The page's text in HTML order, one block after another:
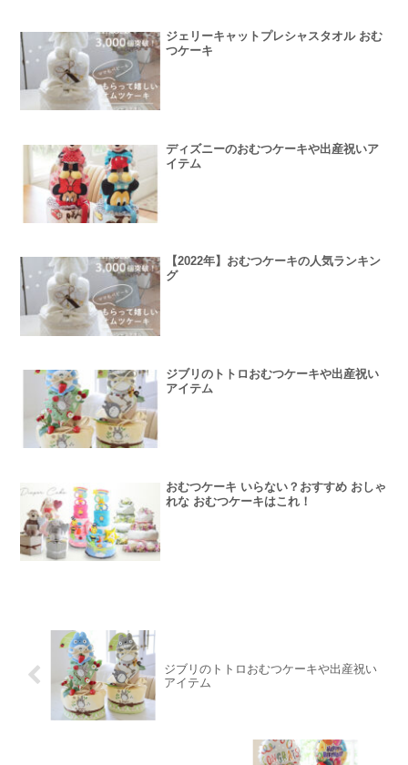
ジェリーキャットプレシャスタオル おむ
つケーキ
ディズニーのおむつケーキや出産祝いア
イテム
【2022年】おむつケーキの人気ランキン
グ
ジブリのトトロおむつケーキや出産祝い
アイテム
おむつケーキ いらない？おすすめ おしゃ
れな おむつケーキはこれ！
ジブリのトトロおむつケーキや出産祝い
アイテム